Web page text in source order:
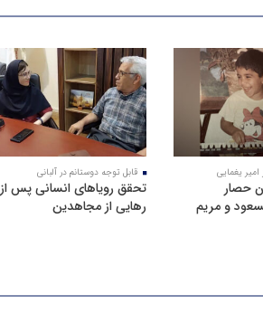
یغمایی
حصار
و مریم
قابل توجه دوستانم در آلبانی
تحقق رویاهای انسانی پس از
رهایی از مجاهدین